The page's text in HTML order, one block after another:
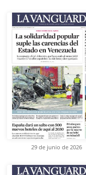
29 de junio de 2026